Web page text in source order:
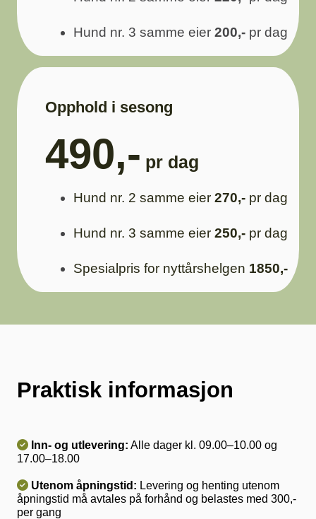
Hund nr. 3 samme eier 200,- pr dag
Opphold i sesong
490,- pr dag
Hund nr. 2 samme eier 270,- pr dag
Hund nr. 3 samme eier 250,- pr dag
Spesialpris for nyttårshelgen 1850,-
Praktisk informasjon
 Inn- og utlevering: Alle dager kl. 09.00–10.00 og
17.00–18.00
 Utenom åpningstid: Levering og henting utenom
åpningstid må avtales på forhånd og belastes med 300,-
per gang